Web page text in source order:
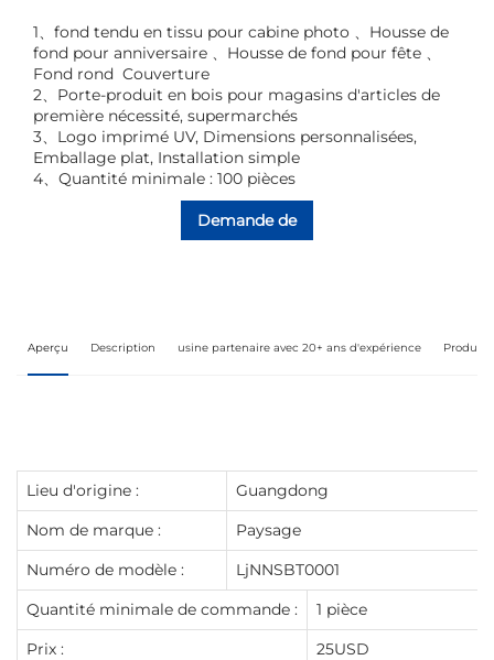
1 fond tendu en tissu pour cabine photo
Housse de
fond pour anniversaire
Housse de fond pour fête
Fond rond Couverture
2
Porte-produit en bois pour magasins d'articles de
première nécessité, supermarchés
3
Logo imprimé UV, Dimensions personnalisées,
Emballage plat, Installation simple
4、Quantité minimale : 100 pièces
Demande de
Aperçu Description usine partenaire avec 20+ ans d'expérience
Lieu d'origine :
Guangdong
Nom de marque :
Paysage
Numéro de modèle :
LjNNSBT0001
Quantité minimale de commande :
1 pièce
Prix :
25USD